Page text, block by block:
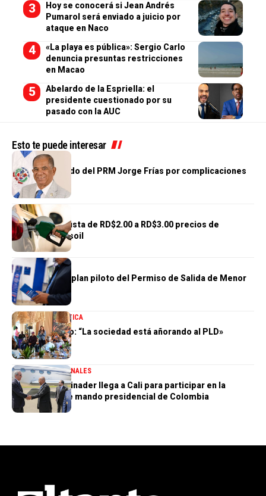
Hoy se conocerá si Jean Andrés
Pumarol será enviado a juicio por
ataque en Naco
«La playa es pública»: Sergio Carlo
denuncia presuntas restricciones
en Macao
Abelardo de la Espriella: el
presidente cuestionado por su
pasado con la AUC
Esto te puede interesar
NACIONALES
Fallece diputado del PRM Jorge Frías por complicaciones
de salud
NACIONALES
Gobierno reajusta de RD$2.00 a RD$3.00 precios de
gasolinas y gasoil
NACIONALES
DGM concluye plan piloto del Permiso de Salida de Menor
100 % Digital
NACIONALESPOLÍTICA
Zoraima Cuello: “La sociedad está añorando al PLD»
DESTACADANACIONALES
Presidente Abinader llega a Cali para participar en la
transmisión de mando presidencial de Colombia